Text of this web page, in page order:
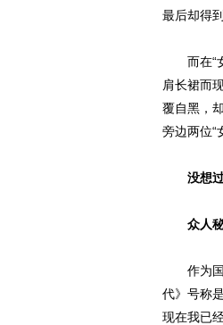
最后却得
而在“女
肩长裙而
覆自黑，
旁边两位“
没想过
众人秘
作为国
代》号称
现在我已